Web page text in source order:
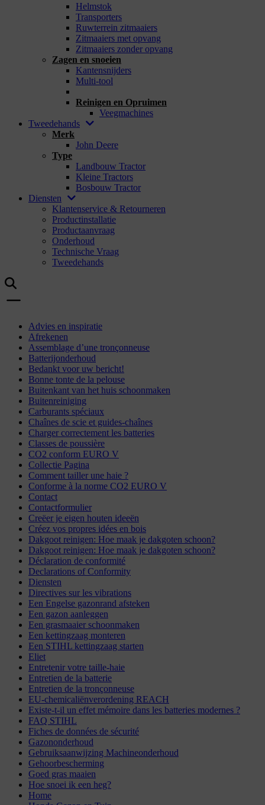
Helmstok
Transporters
Ruwterrein zitmaaiers
Zitmaaiers met opvang
Zitmaaiers zonder opvang
Zagen en snoeien
Kantensnijders
Multi-tool
Reinigen en Opruimen
Veegmachines
Tweedehands
Merk
John Deere
Type
Landbouw Tractor
Kleine Tractors
Bosbouw Tractor
Diensten
Klantenservice & Retourneren
Productinstallatie
Productaanvraag
Onderhoud
Technische Vraag
Tweedehands
Advies en inspiratie
Afrekenen
Assemblage d’une tronçonneuse
Batterijonderhoud
Bedankt voor uw bericht!
Bonne tonte de la pelouse
Buitenkant van het huis schoonmaken
Buitenreiniging
Carburants spéciaux
Chaînes de scie et guides-chaînes
Charger correctement les batteries
Classes de poussière
CO2 conform EURO V
Collectie Pagina
Comment tailler une haie ?
Conforme à la norme CO2 EURO V
Contact
Contactformulier
Creëer je eigen houten ideeën
Créez vos propres idées en bois
Dakgoot reinigen: Hoe maak je dakgoten schoon?
Dakgoot reinigen: Hoe maak je dakgoten schoon?
Déclaration de conformité
Declarations of Conformity
Diensten
Directives sur les vibrations
Een Engelse gazonrand afsteken
Een gazon aanleggen
Een grasmaaier schoonmaken
Een kettingzaag monteren
Een STIHL kettingzaag starten
Eliet
Entretenir votre taille-haie
Entretien de la batterie
Entretien de la tronçonneuse
EU-chemicaliënverordening REACH
Existe-t-il un effet mémoire dans les batteries modernes ?
FAQ STIHL
Fiches de données de sécurité
Gazononderhoud
Gebruiksaanwijzing Machineonderhoud
Gehoorbescherming
Goed gras maaien
Hoe snoei ik een heg?
Home